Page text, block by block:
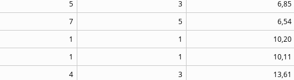
5 3 6,85
7 5 6,54
1 1 10,20
1 1 10,11
4 3 13,61